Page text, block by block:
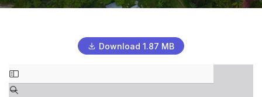
Download 1.87 MB